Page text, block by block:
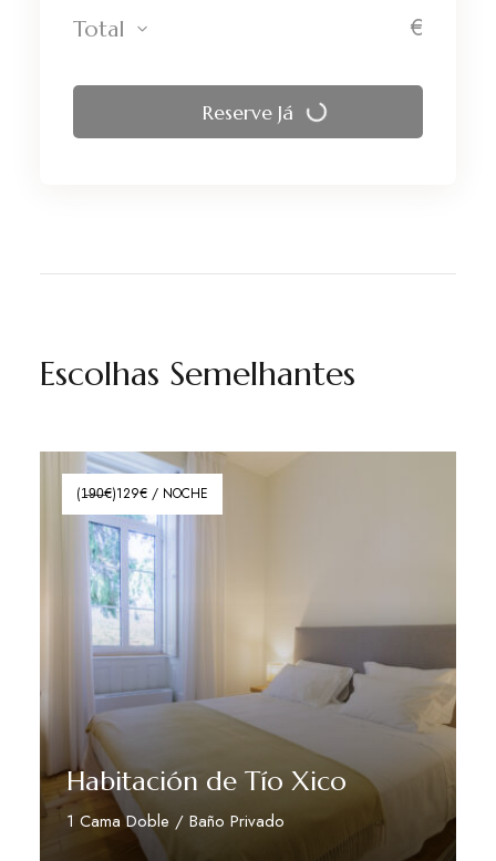
Total €
Reserve Já
Escolhas Semelhantes
(1̶9̶0̶€)129€ / NOCHE
Habitación de Tío Xico
1 Cama Doble / Baño Privado